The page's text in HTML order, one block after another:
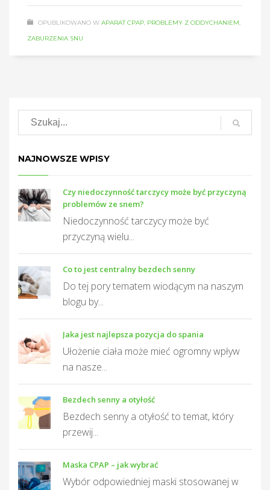
OPUBLIKOWANO W APARAT CPAP, PROBLEMY Z ODDYCHANIEM,
ZABURZENIA SNU
NAJNOWSZE WPISY
Czy niedoczynność tarczycy może być przyczyną
problemów ze snem?
Niedoczynność tarczycy może być
przyczyną wielu...
Co to jest centralny bezdech senny
Do tej pory tematem wiodącym na naszym
blogu by...
Jaka jest najlepsza pozycja do spania
Ułożenie ciała może mieć ogromny wpływ
na nasze...
Bezdech senny a otyłość
Bezdech senny a otyłość to temat, który
przewij...
Maska CPAP – jak wybrać
Wybór odpowiedniej maski stosowanej w